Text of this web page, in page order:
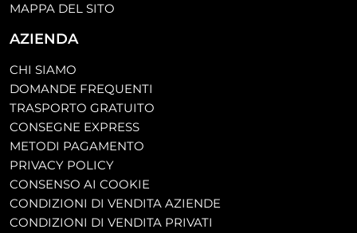
MAPPA DEL SITO
AZIENDA
CHI SIAMO
DOMANDE FREQUENTI
TRASPORTO GRATUITO
CONSEGNE EXPRESS
METODI PAGAMENTO
PRIVACY POLICY
CONSENSO AI COOKIE
CONDIZIONI DI VENDITA AZIENDE
CONDIZIONI DI VENDITA PRIVATI